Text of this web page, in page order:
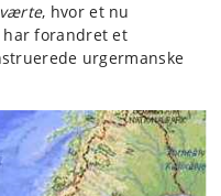
, hvor et nu
forandret et
urgermanske